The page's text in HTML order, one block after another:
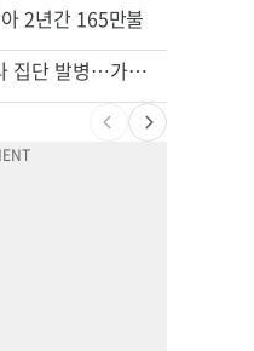
2년간 165만불
할라피뇨 먹고 살모넬라 집단 발병…가주 등 27개 주 확산